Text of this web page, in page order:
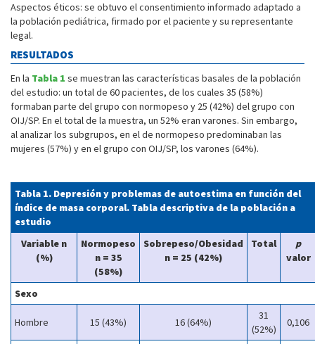
Aspectos éticos: se obtuvo el consentimiento informado adaptado a
la población pediátrica, firmado por el paciente y su representante
legal.
RESULTADOS
En la Tabla 1 se muestran las características basales de la población
del estudio: un total de 60 pacientes, de los cuales 35 (58%)
formaban parte del grupo con normopeso y 25 (42%) del grupo con
OIJ/SP. En el total de la muestra, un 52% eran varones. Sin embargo,
al analizar los subgrupos, en el de normopeso predominaban las
mujeres (57%) y en el grupo con OIJ/SP, los varones (64%).
Tabla 1. Depresión y problemas de autoestima en función del
índice de masa corporal. Tabla descriptiva de la población a
estudio
Variable n
(%)
Normopeso
n = 35
(58%)
Sobrepeso/Obesidad
n = 25 (42%)
Total
p
valor
Sexo
Hombre 15 (43%) 16 (64%)
31
(52%)
0,106